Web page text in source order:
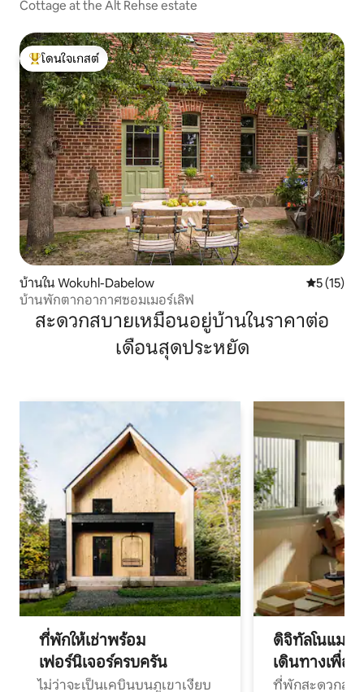
Cottage at the Alt Rehse estate
โดนใจเกสต์ที่สุด
โดนใจเกสต์
บ้านใน Wokuhl-Dabelow คะแนนเฉลี่
5 (15)
บ้านพักตากอากาศซอมเมอร์เลิฟ
สะดวกสบายเหมือนอยู่บ้านในราคาต่อ
เดือนสุดประหยัด
ที่พักให้เช่าพร้อม
เฟอร์นิเจอร์ครบครัน
ไม่ว่าจะเป็นเคบินบนภูเขาเงียบ
ดิจิทัลโนแมด
เดินทางเพื่อ
ที่พักสะดวกสบ